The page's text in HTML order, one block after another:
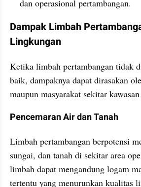
dan operasional pertambangan.
Dampak Limbah
Lingkungan
Ketika limbah pertambangan tidak
baik, dampaknya dapat dirasakan
maupun masyarakat sekitar
Pencemaran Air dan Tanah
Limbah pertambangan berpotensi
sungai, dan tanah di sekitar area
limbah dapat mengandung logam
tertentu yang menurunkan kualitas